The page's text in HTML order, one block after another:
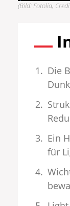
(Bild: Fotolia,
Die
Ein
für